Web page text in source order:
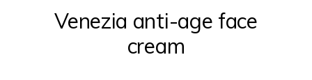
Venezia anti-age face
cream